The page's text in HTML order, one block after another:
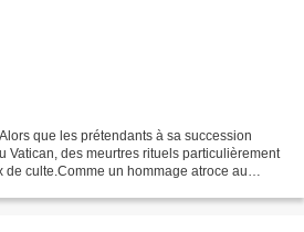
que les prétendants à sa succession
Vatican, des meurtres rituels particulièrement
culte.Comme un hommage atroce au